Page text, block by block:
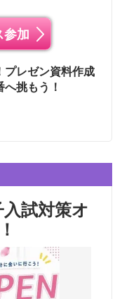
参加
プレゼン資料作成
挑もう！
試対策オ